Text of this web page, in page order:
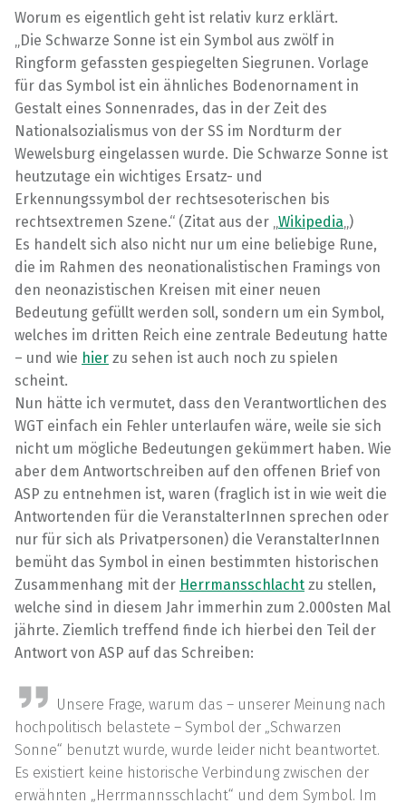
Worum es eigentlich geht ist relativ kurz erklärt.
„Die Schwarze Sonne ist ein Symbol aus zwölf in
Ringform gefassten gespiegelten Siegrunen. Vorlage
für das Symbol ist ein ähnliches Bodenornament in
Gestalt eines Sonnenrades, das in der Zeit des
Nationalsozialismus von der SS im Nordturm der
Wewelsburg eingelassen wurde. Die Schwarze Sonne ist
heutzutage ein wichtiges Ersatz- und
Erkennungssymbol der rechtsesoterischen bis
rechtsextremen Szene.“ (Zitat aus der „Wikipedia„)
Es handelt sich also nicht nur um eine beliebige Rune,
die im Rahmen des neonationalistischen Framings von
den neonazistischen Kreisen mit einer neuen
Bedeutung gefüllt werden soll, sondern um ein Symbol,
welches im dritten Reich eine zentrale Bedeutung hatte
– und wie hier zu sehen ist auch noch zu spielen
scheint.
Nun hätte ich vermutet, dass den Verantwortlichen des
WGT einfach ein Fehler unterlaufen wäre, weile sie sich
nicht um mögliche Bedeutungen gekümmert haben. Wie
aber dem Antwortschreiben auf den offenen Brief von
ASP zu entnehmen ist, waren (fraglich ist in wie weit die
Antwortenden für die VeranstalterInnen sprechen oder
nur für sich als Privatpersonen) die VeranstalterInnen
bemüht das Symbol in einen bestimmten historischen
Zusammenhang mit der Herrmansschlacht zu stellen,
welche sind in diesem Jahr immerhin zum 2.000sten Mal
jährte. Ziemlich treffend finde ich hierbei den Teil der
Antwort von ASP auf das Schreiben:
Unsere Frage, warum das – unserer Meinung nach
hochpolitisch belastete – Symbol der „Schwarzen
Sonne“ benutzt wurde, wurde leider nicht beantwortet.
Es existiert keine historische Verbindung zwischen der
erwähnten „Herrmannsschlacht“ und dem Symbol. Im